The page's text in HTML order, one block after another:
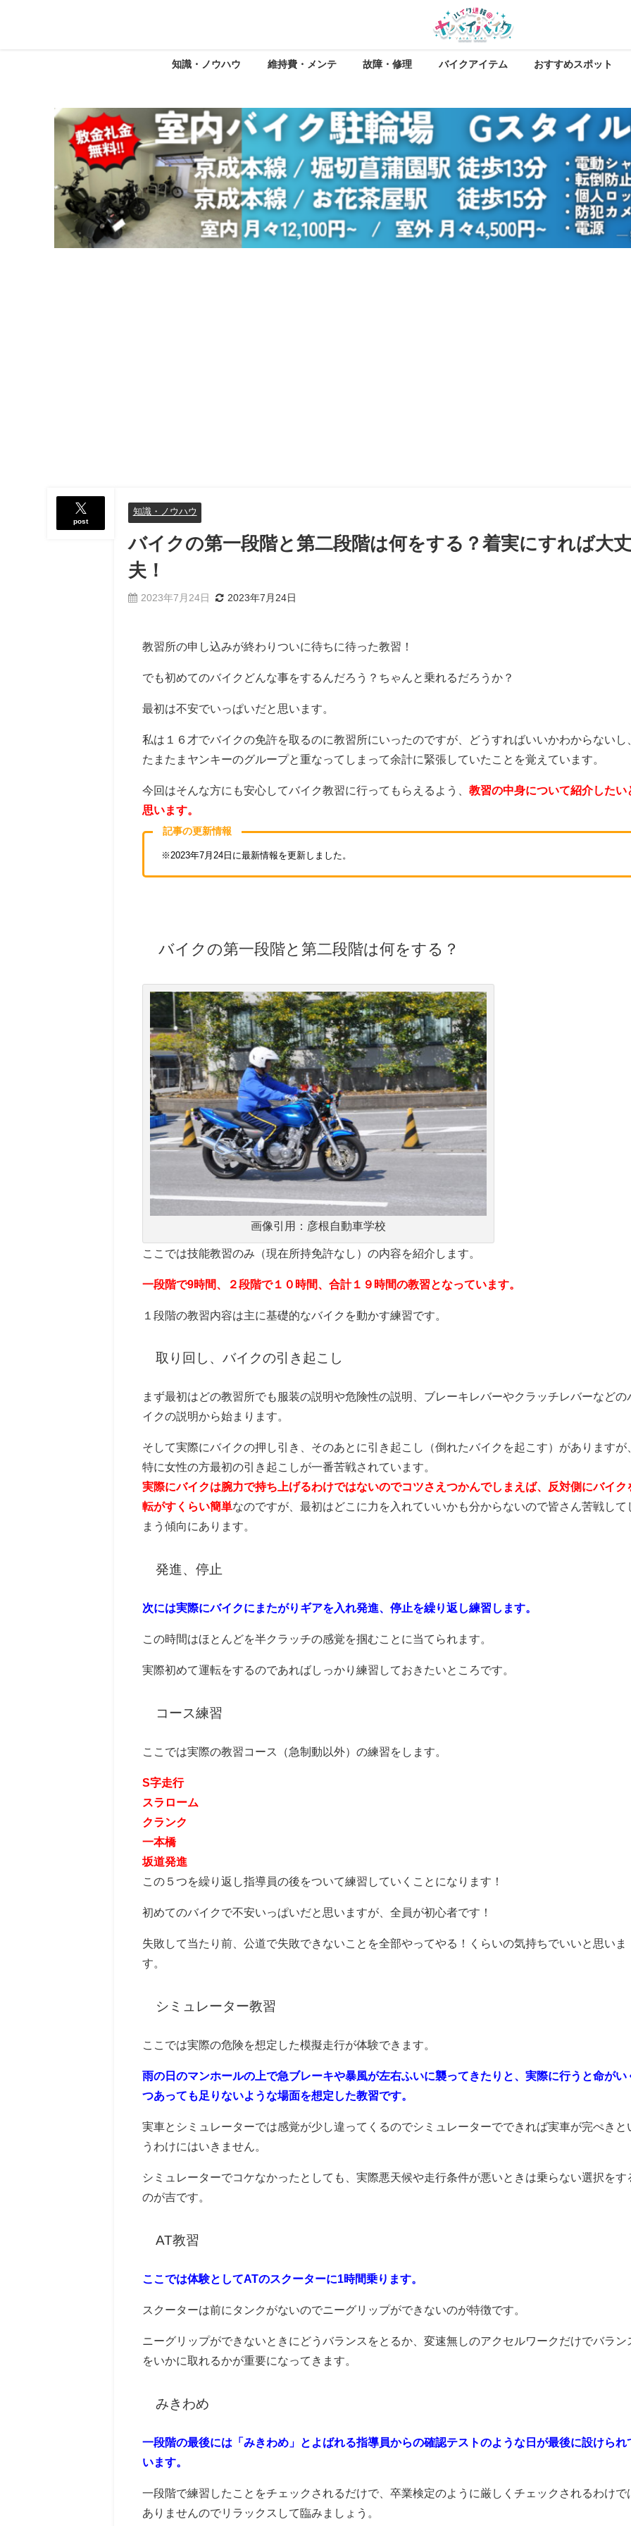
知識・ノウハウ 維持費・メンテ 故障・修理 バイクアイテム おすすめスポット
post
知識・ノウハウ
バイクの第一段階と第二段階は何をする？着実にすれば大
夫！
2023年7月24日 2023年7月24日
教習所の申し込みが終わりついに待ちに待った教習！
でも初めてのバイクどんな事をするんだろう？ちゃんと乗れるだろうか？
最初は不安でいっぱいだと思います。
私は１６才でバイクの免許を取るのに教習所にいったのですが、どうすればいいかわからないし
たまたまヤンキーのグループと重なってしまって余計に緊張していたことを覚えています。
今回はそんな方にも安心してバイク教習に行ってもらえるよう、教習の中身について紹介したい
思います。
記事の更新情報
※2023年7月24日に最新情報を更新しました。
バイクの第一段階と第二段階は何をする？
画像引用：彦根自動車学校
ここでは技能教習のみ（現在所持免許なし）の内容を紹介します。
一段階で9時間、２段階で１０時間、合計１９時間の教習となっています。
１段階の教習内容は主に基礎的なバイクを動かす練習です。
取り回し、バイクの引き起こし
まず最初はどの教習所でも服装の説明や危険性の説明、ブレーキレバーやクラッチレバーなどの
イクの説明から始まります。
そして実際にバイクの押し引き、そのあとに引き起こし（倒れたバイクを起こす）がありますが
特に女性の方最初の引き起こしが一番苦戦されています。
実際にバイクは腕力で持ち上げるわけではないのでコツさえつかんでしまえば、反対側にバイク
転がすくらい簡単なのですが、最初はどこに力を入れていいかも分からないので皆さん苦戦して
まう傾向にあります。
発進、停止
次には実際にバイクにまたがりギアを入れ発進、停止を繰り返し練習します。
この時間はほとんどを半クラッチの感覚を掴むことに当てられます。
実際初めて運転をするのであればしっかり練習しておきたいところです。
コース練習
ここでは実際の教習コース（急制動以外）の練習をします。
S字走行
スラローム
クランク
一本橋
坂道発進
この５つを繰り返し指導員の後をついて練習していくことになります！
初めてのバイクで不安いっぱいだと思いますが、全員が初心者です！
失敗して当たり前、公道で失敗できないことを全部やってやる！くらいの気持ちでいいと思いま
す。
シミュレーター教習
ここでは実際の危険を想定した模擬走行が体験できます。
雨の日のマンホールの上で急ブレーキや暴風が左右ふいに襲ってきたりと、実際に行うと命がい
つあっても足りないような場面を想定した教習です。
実車とシミュレーターでは感覚が少し違ってくるのでシミュレーターでできれば実車が完ぺきと
うわけにはいきません。
シミュレーターでコケなかったとしても、実際悪天候や走行条件が悪いときは乗らない選択をす
のが吉です。
AT教習
ここでは体験としてATのスクーターに1時間乗ります。
スクーターは前にタンクがないのでニーグリップができないのが特徴です。
ニーグリップができないときにどうバランスをとるか、変速無しのアクセルワークだけでバラン
をいかに取れるかが重要になってきます。
みきわめ
一段階の最後には「みきわめ」とよばれる指導員からの確認テストのような日が最後に設けられ
います。
一段階で練習したことをチェックされるだけで、卒業検定のように厳しくチェックされるわけで
ありませんのでリラックスして臨みましょう。